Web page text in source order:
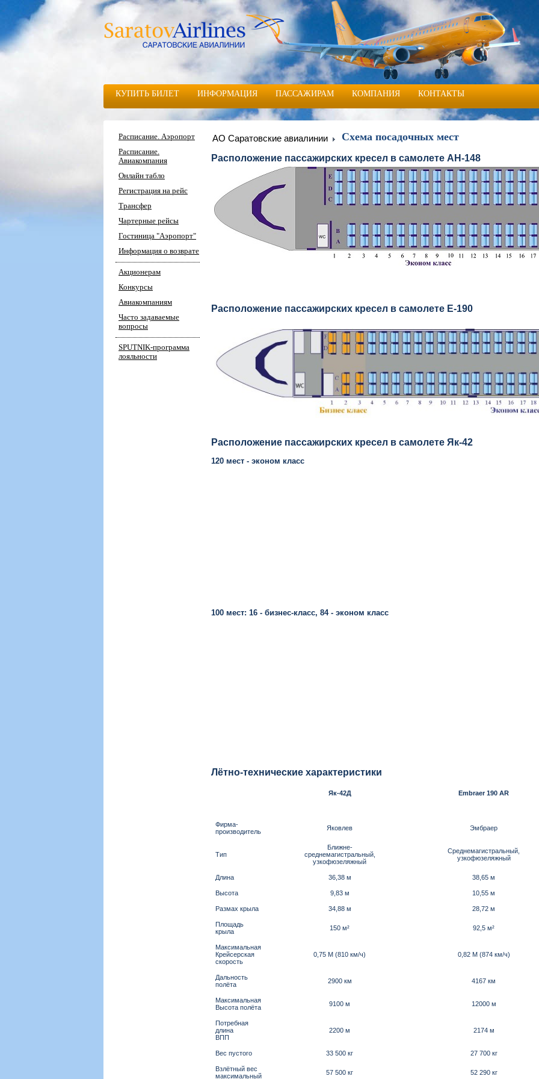
КУПИТЬ БИЛЕТ ИНФОРМАЦИЯ ПАССАЖИРАМ КОМПАНИЯ КОНТАКТЫ
Расписание. Аэропорт
Расписание.
Авиакомпания
Онлайн табло
Регистрация на рейс
Трансфер
Чартерные рейсы
Гостиница "Аэропорт"
Информация о возврате
Акционерам
Конкурсы
Авиакомпаниям
Часто задаваемые
вопросы
SPUTNIK-программа
лояльности
АО Саратовские авиалинии Схема посадочных мест
Расположение пассажирских кресел в самолете АН-148
Расположение пассажирских кресел в самолете E-190
Расположение пассажирских кресел в самолете Як-42
120 мест - эконом класс
100 мест: 16 - бизнес-класс, 84 - эконом класс
Лётно-технические характеристики
Як-42Д Embraer​ 190 AR
Фирма-
производитель
Яковлев Эмбраер
Тип
Ближне-
среднемагистральный,
узкофюзеляжный
Среднемагистральный,
узкофюзеляжный
Длина 36,38 м 38,65 м
Высота 9,83 м 10,55 м
Размах крыла 34,88 м 28,72 м
Площадь
крыла
150 м² 92,5 м²
Максимальная
Крейсерская
скорость
0,75 M (810 км/ч) 0,82 М (874 км/ч)
Дальность
полёта
2900 км 4167 км
Максимальная
Высота полёта
9100 м 12000 м
Потребная
длина
ВПП
2200 м 2174 м
Вес пустого 33 500 кг 27 700 кг
Взлётный вес
максимальный
57 500 кг 52 290 кг